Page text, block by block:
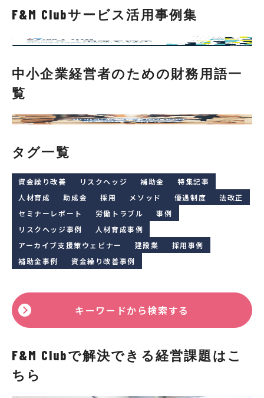
F&M Clubサービス活用事例集
中小企業経営者のための財務用語一
覧
タグ一覧
資金繰り改善 リスクヘッジ 補助金
特集記事
人材育成
助成金 採用 メソッド 優遇制度
法改正
セミナーレポート
労働トラブル
事例
リスクヘッジ事例
人材育成事例
アーカイブ支援策ウェビナー
建設業
採用事例
補助金事例
資金繰り改善事例
キーワードから検索する
F&M Clubで解決できる経営課題はこ
ちら